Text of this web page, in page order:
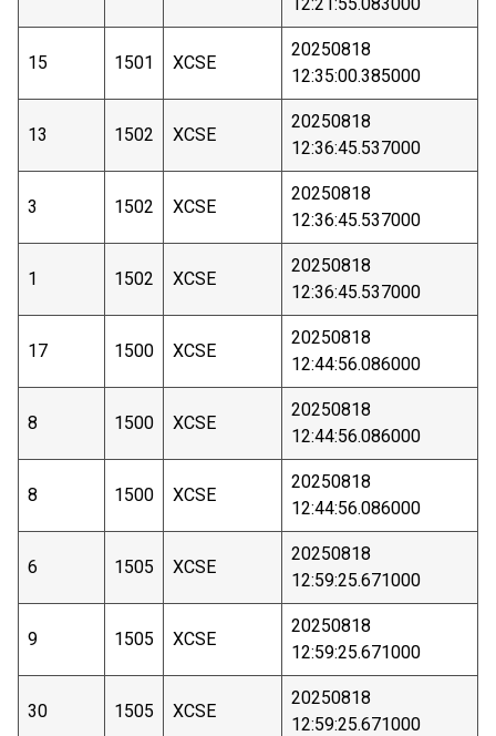
15 1501 XCSE
20250818
12:35:00.385000
13 1502 XCSE
20250818
12:36:45.537000
3 1502 XCSE
20250818
12:36:45.537000
1 1502 XCSE
20250818
12:36:45.537000
17 1500 XCSE
20250818
12:44:56.086000
8 1500 XCSE
20250818
12:44:56.086000
8 1500 XCSE
20250818
12:44:56.086000
6 1505 XCSE
20250818
12:59:25.671000
9 1505 XCSE
20250818
12:59:25.671000
30 1505 XCSE
20250818
12:59:25.671000